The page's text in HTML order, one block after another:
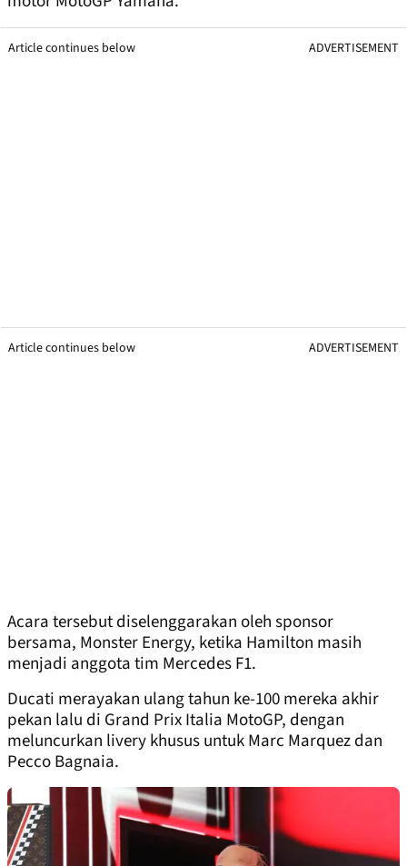
Article continues below ADVERTISEMENT
Article continues below ADVERTISEMENT
Acara tersebut diselenggarakan oleh sponsor
bersama, Monster Energy, ketika Hamilton masih
menjadi anggota tim Mercedes F1.
Ducati merayakan ulang tahun ke-100 mereka akhir
pekan lalu di Grand Prix Italia MotoGP, dengan
meluncurkan livery khusus untuk Marc Marquez dan
Pecco Bagnaia.